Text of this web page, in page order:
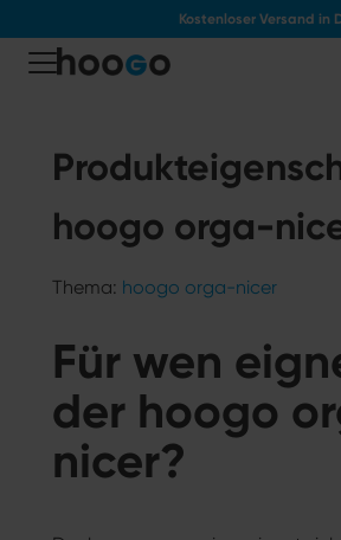
Kostenloser Versand in
hoogo orga-
Thema: hoogo orga-nicer
Für wen
der hoogo
nicer?